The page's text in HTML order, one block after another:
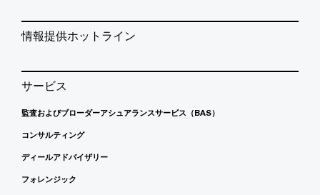
情報提供ホットライン
サービス
監査およびブローダーアシュアランスサービス（BAS）
コンサルティング
ディールアドバイザリー
フォレンジック